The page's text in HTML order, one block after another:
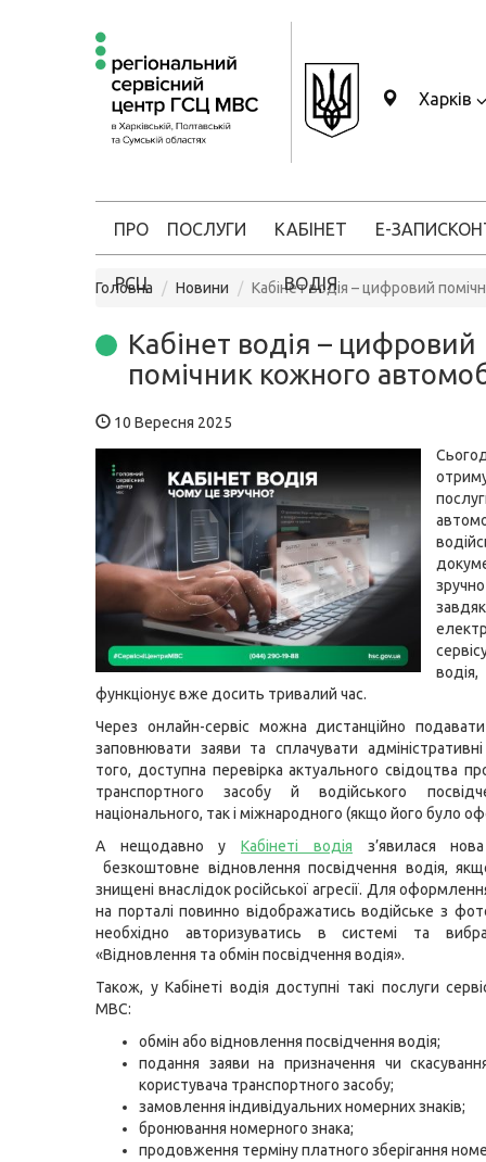
Харків
ПРО
РСЦ
ПОСЛУГИ КАБІНЕТ
ВОДІЯ
Е-ЗАПИС
Головна Новини Кабінет водія – цифровий
Кабінет водія – цифровий
помічник кожного
10 Вересня 2025
функціонує вже досить тривалий час.
Через онлайн-сервіс можна дистанційно
заповнювати заяви та сплачувати
того, доступна перевірка актуального свідоцтва
транспортного засобу й водійського
національного, так і міжнародного (якщо його було
А нещодавно уКабінеті водія з’явилася
безкоштовне відновлення посвідчення водія,
знищені внаслідок російської агресії. Для
на порталі повинно відображатись водійське з
необхідно авторизуватись в системі та
«Відновлення та обмін посвідчення водія».
Також, у Кабінеті водія доступні такі послуги
МВС:
обмін або відновлення посвідчення водія;
подання заяви на призначення чи
користувача транспортного засобу;
замовлення індивідуальних номерних знаків;
бронювання номерного знака;
продовження терміну платного зберігання